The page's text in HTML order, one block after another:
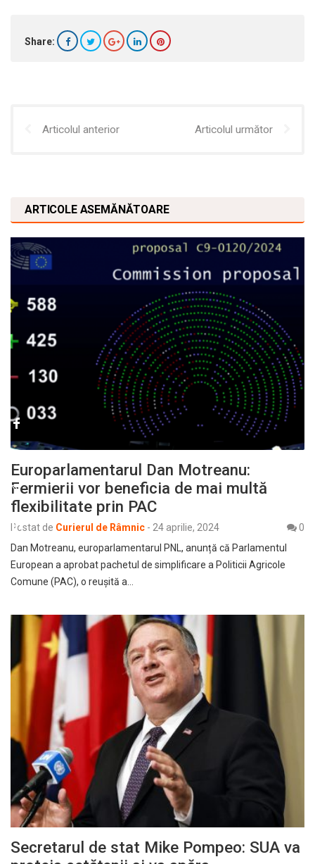
Share:
Articolul anterior Articolul următor
ARTICOLE ASEMĂNĂTOARE
Europarlamentarul Dan Motreanu:
Fermierii vor beneficia de mai multă
flexibilitate prin PAC
Postat de Curierul de Râmnic - 24 aprilie, 2024
0
Dan Motreanu, europarlamentarul PNL, anunță că Parlamentul
European a aprobat pachetul de simplificare a Politicii Agricole
Comune (PAC), o reușită a…
Secretarul de stat Mike Pompeo: SUA va